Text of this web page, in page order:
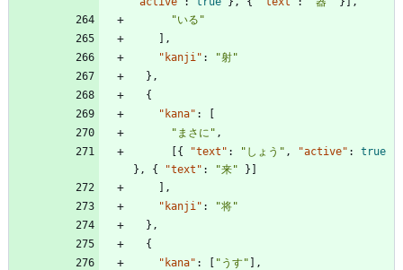
"いる"
,
"kanji" :
"射"
} ,
{
"kana" :
"まさに" ,
{ "text" : "しょう" , "active" :
true
} , { "text" : "来" }
,
"kanji" :
"将"
} ,
{
"kana" : "うす"
,